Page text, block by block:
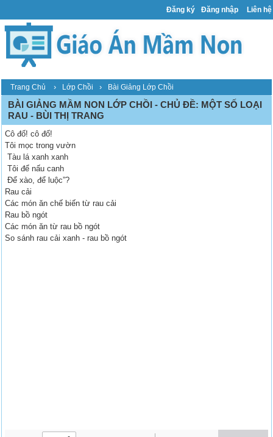
Đăng ký Đăng nhập Liên hệ
Trang Chủ › Lớp Chồi › Bài Giảng Lớp Chồi
BÀI GIẢNG MẦM NON LỚP CHỒI - CHỦ ĐỀ: MỘT SỐ LOẠI
RAU - BÙI THỊ TRANG
Cô đố! cô đố!
Tôi mọc trong vườn
Tàu lá xanh xanh
Tôi để nấu canh
Để xào, để luộc”?
Rau cải
Các món ăn chế biến từ rau cải
Rau bồ ngót
Các món ăn từ rau bồ ngót
So sánh rau cải xanh - rau bồ ngót